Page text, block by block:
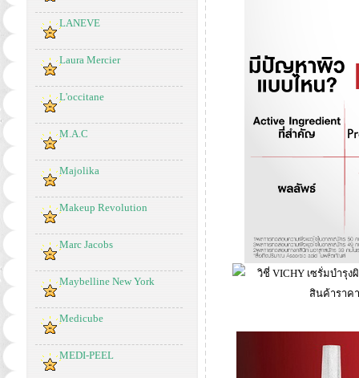
LANEVE
Laura Mercier
L'occitane
M.A.C
Majolika
Makeup Revolution
Marc Jacobs
Maybelline New York
Medicube
MEDI-PEEL